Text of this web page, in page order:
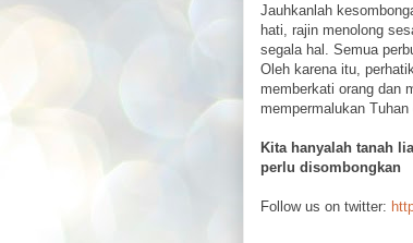
Jauhkanlah
hati, rajin menolong
segala hal. Semua
Oleh karena itu,
memberkati orang dan
mempermalukan
Kita hanyalah tanah
perlu disombongkan
Follow us on twitter: